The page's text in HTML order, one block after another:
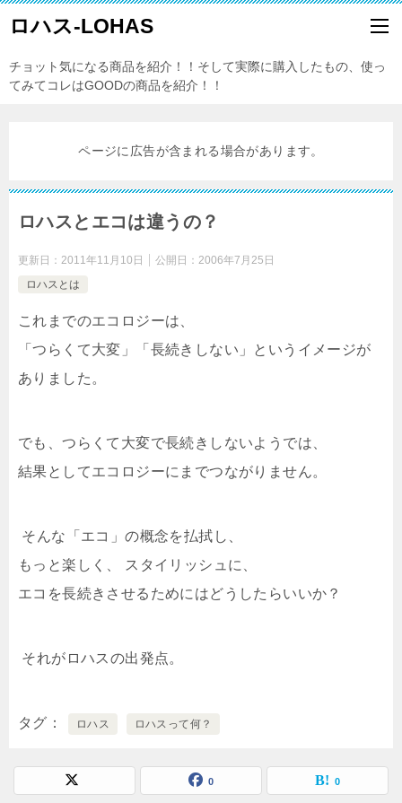
ロハス-LOHAS
チョット気になる商品を紹介！！そして実際に購入したもの、使っ
てみてコレはGOODの商品を紹介！！
ページに広告が含まれる場合があります。
ロハスとエコは違うの？
更新日： 2011年11月10日 公開日： 2006年7月25日
ロハスとは
これまでのエコロジーは、
「つらくて大変」「長続きしない」というイメージが
ありました。
でも、つらくて大変で長続きしないようでは、
結果としてエコロジーにまでつながりません。
そんな「エコ」の概念を払拭し、
もっと楽しく、 スタイリッシュに、
エコを長続きさせるためにはどうしたらいいか？
それがロハスの出発点。
タグ ロハス ロハスって何？
0 0